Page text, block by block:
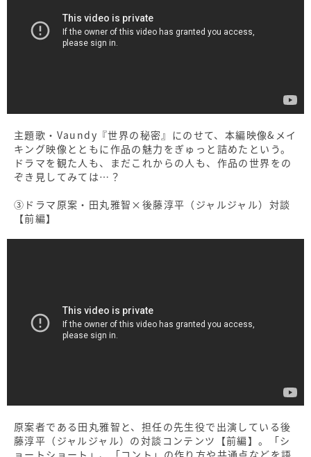
主題歌・Vaundy『世界の秘密』にのせて、本編映像&メイ
キング映像とともに作品の魅力をぎゅっと詰めたという。
ドラマを観た人も、まだこれからの人も、作品の世界をの
ぞき見してみては…？
③ドラマ原案・田丸雅智×後藤淳平（ジャルジャル）対談
【前編】
原案者である田丸雅智と、担任の先生役で出演している後
藤淳平（ジャルジャル）の対談コンテンツ【前編】。「シ